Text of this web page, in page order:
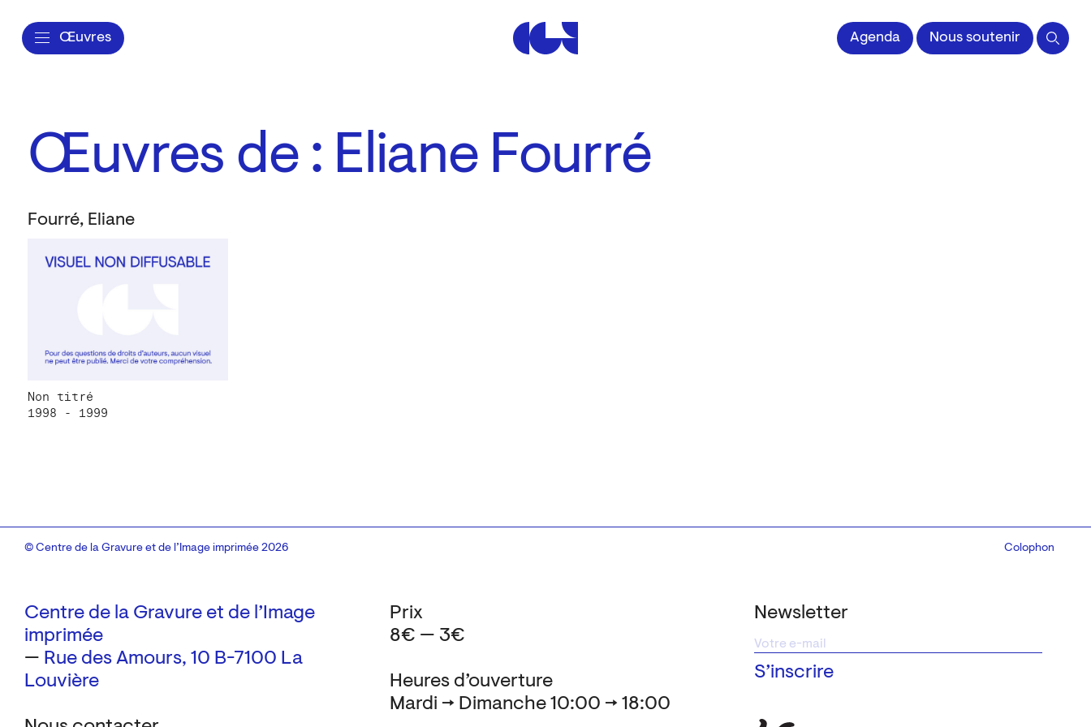
Œuvres Centre de la Gravure et de l'Image impriméeAgenda Nous soutenir
Œuvres de : Eliane Fourré
Fourré, Eliane
Non titré
1998 - 1999
Centre de la Gravure et de l’Image
imprimée
— Rue des Amours, 10 B-7100 La
Louvière
Newsletter
Heures d’ouverture
Mardi → Dimanche 10:00 → 18:00
Prix
8€ — 3€
© Centre de la Gravure et de l’Image imprimée 2026 Colophon
Design:Marcel